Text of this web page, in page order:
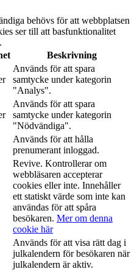
behövs för att webbplatsen
ser till att basfunktionalitet
Beskrivning
Används för att spara
samtycke under kategorin
"Analys".
Används för att spara
samtycke under kategorin
"Nödvändiga".
Används för att hålla
prenumerant inloggad.
Revive. Kontrollerar om
webbläsaren accepterar
cookies eller inte. Innehåller
ett statiskt värde som inte kan
användas för att spåra
besökaren. Mer om denna
cookie här
Används för att visa rätt dag i
julkalendern för besökaren när
julkalendern är aktiv.